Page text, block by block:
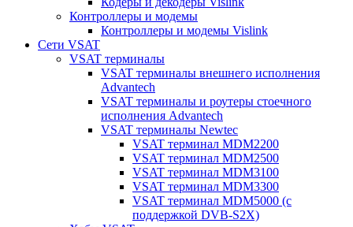
Контроллеры и модемы
Контроллеры и модемы Vislink
Сети VSAT
VSAT терминалы
VSAT терминалы внешнего исполнения
Advantech
VSAT терминалы и роутеры стоечного
исполнения Advantech
VSAT терминалы Newtec
VSAT терминал MDM2200
VSAT терминал MDM2500
VSAT терминал MDM3100
VSAT терминал MDM3300
VSAT терминал MDM5000 (с
поддержкой DVB-S2X)